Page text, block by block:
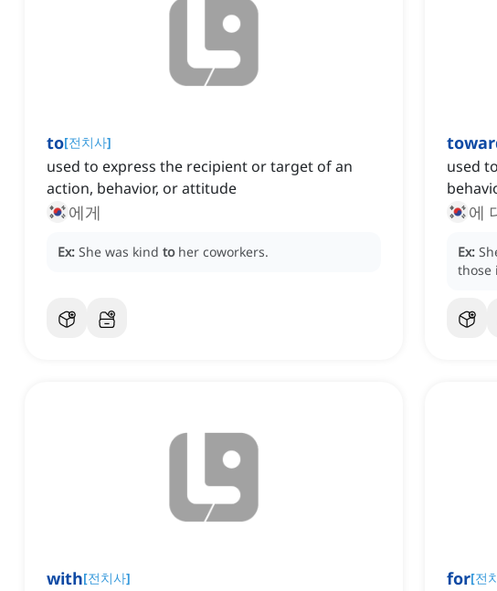
to[전치사]
used to express the recipient or target of an
action, behavior, or attitude
에게
Ex: She was kind to her coworkers.
used
에
Ex:
those
with[전치사] for[전